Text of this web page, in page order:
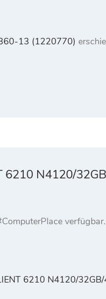
13 (1220770)
6210 N4120/
6210 N4120/